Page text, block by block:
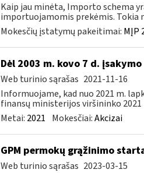
Kaip jau minėta, Importo schema
importuojamomis prekėmis. Tokia
Mokesčių įstatymų pakeitimai: MĮP
Dėl 2003 m. kovo 7 d.
Web turinio sąrašas 2021-11-16
Informuojame, kad nuo 2021 m.
finansų ministerijos viršininko 2021
Metai: 2021 Mokesčiai:Akcizai
GPM permokų grąžinimo
Web turinio sąrašas 2023-03-15